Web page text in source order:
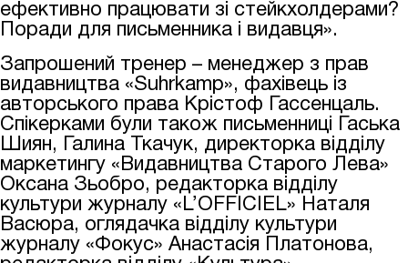
ефективно працювати зі стейкхолдерами?
Поради для письменника і видавця».
Запрошений тренер – менеджер з прав
видавництва «Suhrkamp», фахівець із
авторського права Крістоф Гассенцаль.
Спікерками були також письменниці Гаська
Шиян, Галина Ткачук, директорка відділу
маркетингу «Видавництва Старого Лева»
Оксана Зьобро, редакторка відділу
культури журналу «L’OFFICIEL» Наталя
Васюра, оглядачка відділу культури
журналу «Фокус» Анастасія Платонова,